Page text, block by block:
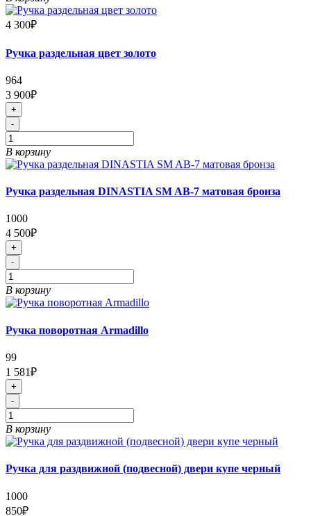
4 300₽
Ручка раздельная цвет золото
964
3 900₽
+
-
В корзину
Ручка раздельная DINASTIA SM AB-7 матовая бронза
1000
4 500₽
+
-
В корзину
Ручка поворотная Armadillo
99
1 581₽
+
-
В корзину
Ручка для раздвижной (подвесной) двери купе черный
1000
850₽